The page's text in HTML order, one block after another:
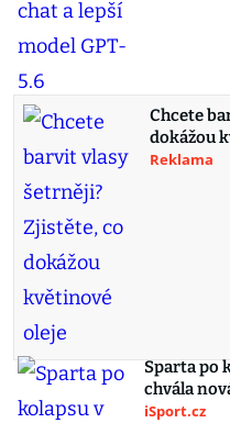
Chcete
dokážou
Reklama
Sparta po
chvála
iSport.cz